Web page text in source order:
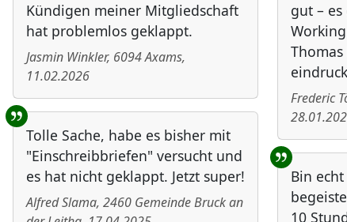
Kündigen meiner Mitgliedschaft
hat problemlos geklappt.
Jasmin Winkler, 6094Axams,
11.02.2026
gut –
Frederic
Tolle Sache, habe es bisher mit
"Einschreibbriefen" versucht und
es hat nicht geklappt. Jetzt super!
Alfred Slama, 2460 Gemeinde Bruck an
Bin
10